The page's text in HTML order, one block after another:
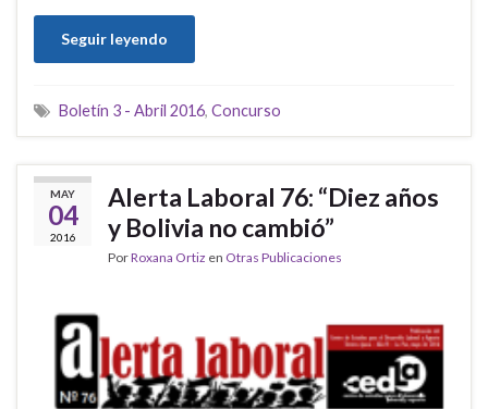
Seguir leyendo
Boletín 3 - Abril 2016, Concurso
MAY
04
2016
Alerta Laboral 76: “Diez años
y Bolivia no cambió”
PorRoxana Ortiz en Otras Publicaciones